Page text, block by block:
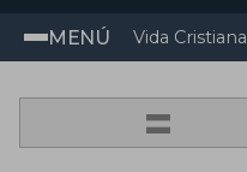
MENÚ Vida Cristiana
=